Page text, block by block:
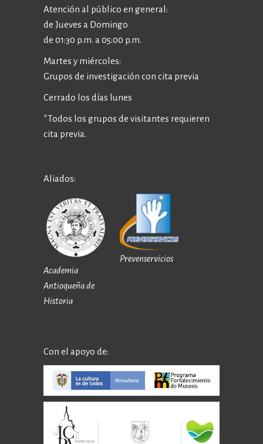
Atención al público en general:
de Jueves a Domingo
de 01:30 p.m. a 05:00 p.m.
Martes y miércoles:
Grupos de investigación con cita previa
Cerrado los días lunes
*Todos los grupos de visitantes requieren
cita previa.
Aliados:
Academia
Antioqueña de
Historia
Prevenservicios
Con el apoyo de: